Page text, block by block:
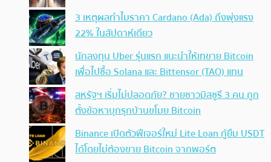
3 เหตุผลทำไมราคา Cardano (Ada) ถึงพุ่งแรง
22% ในสัปดาห์เดียว
นักลงทุน Uber รุ่นแรก แนะนำให้เทขาย Bitcoin
เพื่อไปซื้อ Solana และ Bittensor (TAO) แทน
สหรัฐฯ เริ่มไม่ปลอดภัย? ชายชาวมิสซูรี 3 คน ถูก
ตั้งข้อหาบุกรุกบ้านขโมย Bitcoin
Binance เปิดตัวฟีเจอร์ใหม่ Lite Loan กู้ยืม USDT
ได้โดยไม่ต้องขาย Bitcoin จากพอร์ต